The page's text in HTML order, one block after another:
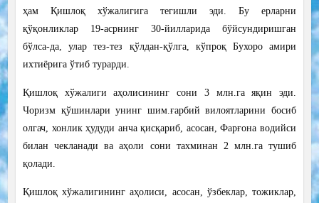
ҳам Қишлоқ хўжалигига тегишли эди. Бу ерларни
қўқонликлар 19-асрнинг 30-йилларида бўйсундиришган
бўлса-да, улар тез-тез қўлдан-қўлга, кўпроқ Бухоро амири
ихтиёрига ўтиб турарди.
Қишлоқ хўжалиги аҳолисининг сони 3 млн.га яқин эди.
Чоризм қўшинлари унинг шим.ғарбий вилоятларини босиб
олгач, хонлик ҳудуди анча қисқариб, асосан, Фарғона водийси
билан чекланади ва аҳоли сони тахминан 2 млн.га тушиб
қолади.
Қишлоқ хўжалигининг аҳолиси, асосан, ўзбеклар, тожиклар,